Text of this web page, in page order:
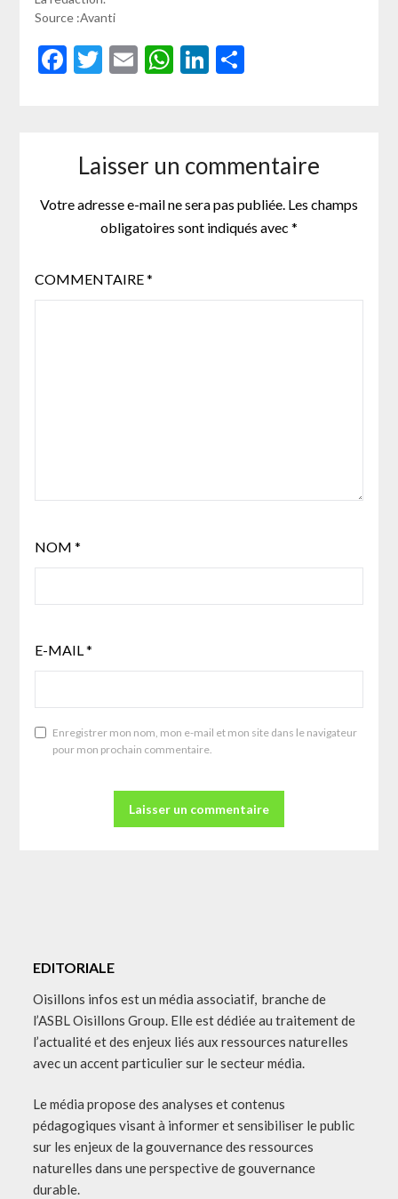
Source :Avanti
Facebook
Twitter
EmailWhatsApp
LinkedIn
Partager
Laisser un commentaire
Votre adresse e-mail ne sera pas publiée. Les champs
obligatoires sont indiqués avec *
COMMENTAIRE*
NOM *
E-MAIL*
Enregistrer mon nom, mon e-mail et mon site dans le navigateur
pour mon prochain commentaire.
EDITORIALE
Oisillons infos est un média associatif, branche de
l’ASBL Oisillons Group. Elle est dédiée au traitement de
l’actualité et des enjeux liés aux ressources naturelles
avec un accent particulier sur le secteur média.
Le média propose des analyses et contenus
pédagogiques visant à informer et sensibiliser le public
sur les enjeux de la gouvernance des ressources
naturelles dans une perspective de gouvernance
durable.